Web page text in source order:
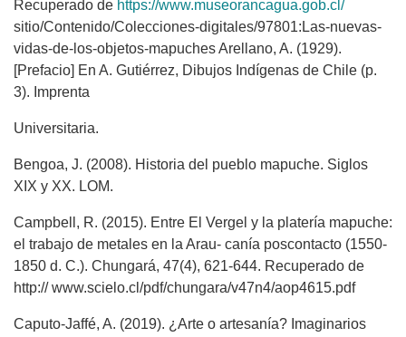
Recuperado de https://www.museorancagua.gob.cl/
sitio/Contenido/Colecciones-digitales/97801:Las-nuevas-
vidas-de-los-objetos-mapuches Arellano, A. (1929).
[Prefacio] En A. Gutiérrez, Dibujos Indígenas de Chile (p.
3). Imprenta
Universitaria.
Bengoa, J. (2008). Historia del pueblo mapuche. Siglos
XIX y XX. LOM.
Campbell, R. (2015). Entre El Vergel y la platería mapuche:
el trabajo de metales en la Arau- canía poscontacto (1550-
1850 d. C.). Chungará, 47(4), 621-644. Recuperado de
http:// www.scielo.cl/pdf/chungara/v47n4/aop4615.pdf
Caputo-Jaffé, A. (2019). ¿Arte o artesanía? Imaginarios